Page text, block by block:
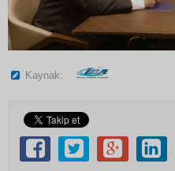
Kaynak: